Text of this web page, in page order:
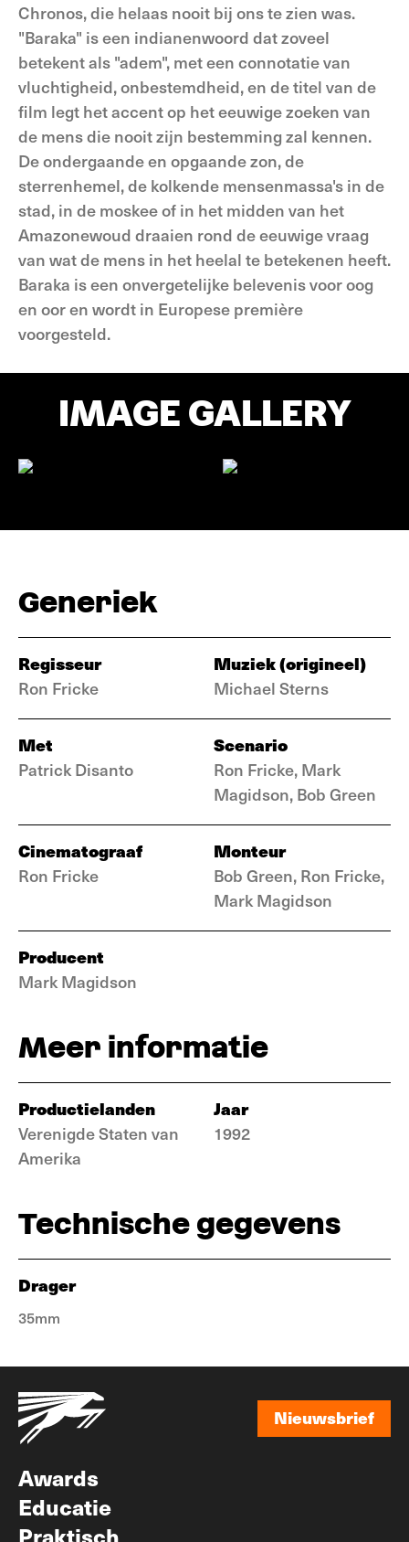
Chronos, die helaas nooit bij ons te zien was.
"Baraka" is een indianenwoord dat zoveel
betekent als "adem", met een connotatie van
vluchtigheid, onbestemdheid, en de titel van de
film legt het accent op het eeuwige zoeken van
de mens die nooit zijn bestemming zal kennen.
De ondergaande en opgaande zon, de
sterrenhemel, de kolkende mensenmassa's in de
stad, in de moskee of in het midden van het
Amazonewoud draaien rond de eeuwige vraag
van wat de mens in het heelal te betekenen heeft.
Baraka is een onvergetelijke belevenis voor oog
en oor en wordt in Europese première
voorgesteld.
IMAGE GALLERY
Generiek
Regisseur
Ron Fricke
Muziek (origineel)
Michael Sterns
Met
Patrick Disanto
Scenario
Ron Fricke, Mark
Magidson, Bob Green
Cinematograaf
Ron Fricke
Monteur
Bob Green, Ron Fricke,
Mark Magidson
Producent
Mark Magidson
Meer informatie
Productielanden
Verenigde Staten van
Amerika
Jaar
1992
Technische gegevens
Drager
35mm
Nieuwsbrief
Awards
Educatie
Praktisch